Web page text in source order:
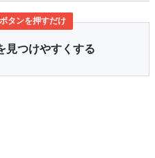
タンを押すだけ
見つけやすくする